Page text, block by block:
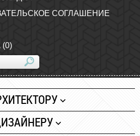
СОГЛАШЕНИЕ
(0)
Бумага